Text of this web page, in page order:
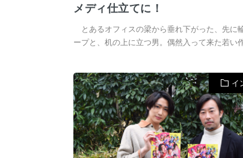
メディ仕立てに！
とあるオフィスの梁から垂れ下がった、先に
ープと、机の上に立つ男。偶然入って来た若い
イ